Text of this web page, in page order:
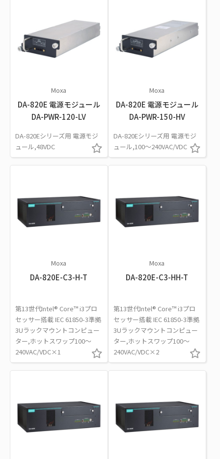
Moxa
DA-820E 電源モジュール
DA-PWR-120-LV
DA-820Eシリーズ用 電源モジ
ュール,48VDC
Moxa
DA-820E 電源モジュール
DA-PWR-150-HV
DA-820Eシリーズ用 電源モジ
ュール,100～240VAC/VDC
Moxa
DA-820E-C3-H-T
第13世代Intel® Core™ i3プロ
セッサー搭載 IEC 61850-3準拠
3Uラックマウントコンピュー
ター,ホットスワップ100～
240VAC/VDC×1
Moxa
DA-820E-C3-HH-T
第13世代Intel® Core™ i3プロ
セッサー搭載 IEC 61850-3準拠
3Uラックマウントコンピュー
ター,ホットスワップ100～
240VAC/VDC×2